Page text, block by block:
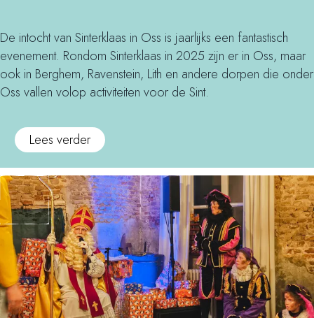
e
l
e
n
p
b
e
z
b
i
j
F
O
M
a
t
n
H
s
s
e
l
i
n
g
:
o
p
t
e
r
k
i
n
O
s
,
v
a
De intocht van Sinterklaas in Oss is jaarlijks een fantastisch
evenement. Rondom Sinterklaas in 2025 zijn er in Oss, maar
ook in Berghem, Ravenstein, Lith en andere dorpen die onder
Oss vallen volop activiteiten voor de Sint.
Lees verdero
v
e
r
S
i
n
t
e
r